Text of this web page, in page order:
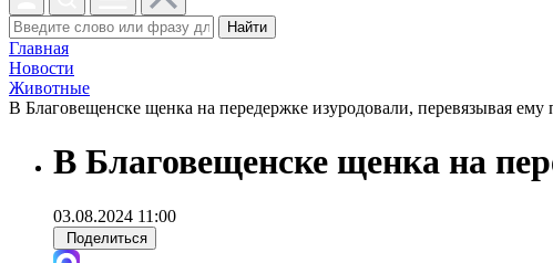
Найти
Главная
Новости
Животные
В Благовещенске щенка на передержке изуродовали, перевязывая ему
В Благовещенске щенка на
03.08.2024 11:00
Поделиться